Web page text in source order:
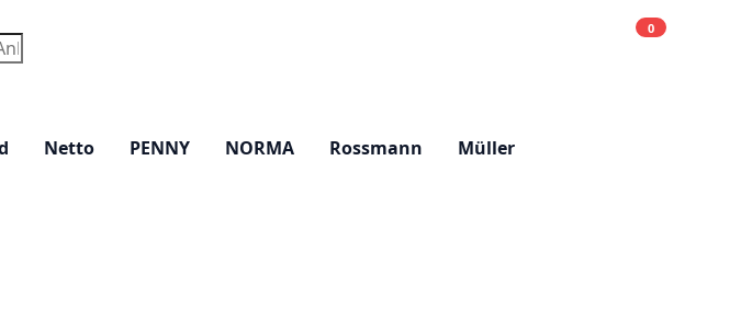
0
Netto PENNY NORMA Rossmann Müller